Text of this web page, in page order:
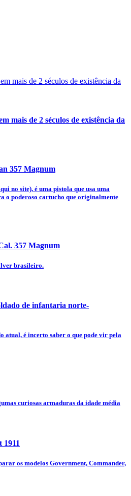
mais de 2 séculos de existência da
357 Magnum
no site), é uma pistola que usa uma
o poderoso cartucho que originalmente
357 Magnum
brasileiro.
de infantaria norte-
atual, é incerto saber o que pode vir pela
curiosas armaduras da idade média
1911
os modelos Government, Commander,